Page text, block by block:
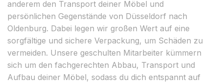
anderem den Transport deiner Möbel und
persönlichen Gegenstände von Düsseldorf nach
Oldenburg. Dabei legen wir großen Wert auf eine
sorgfältige und sichere Verpackung, um Schäden zu
vermeiden. Unsere geschulten Mitarbeiter kümmern
sich um den fachgerechten Abbau, Transport und
Aufbau deiner Möbel, sodass du dich entspannt auf